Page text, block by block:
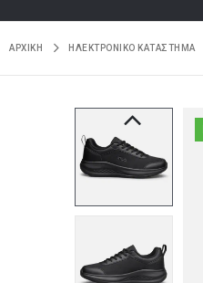
ΑΡΧΙΚΉ ΗΛΕΚΤΡΟΝΙΚΌ ΚΑΤΆΣΤΗΜΑ